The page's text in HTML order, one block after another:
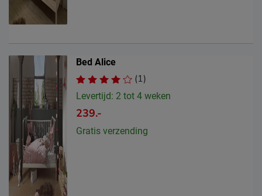
Bed Alice
(1)
Levertijd: 2 tot 4 weken
239.-
Gratis verzending